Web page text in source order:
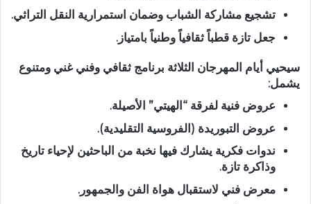
تشجيع مشاركة الشباب وضمان استمرارية النقل التراثي.
جعل تازة قطباً ثقافياً وطنياً بامتياز.
​سيحيي أيام المهرجان الثلاثة برنامج ثقافي وفني غني ومتنوع
يشمل:
​عروض فنية لفرقة “الهيتي” الأصيلة.
​عروض التبوريدة (الفروسية التقليدية).
ندوات فكرية يشارك فيها نخبة من الباحثين لإحياء تاريخ
وذاكرة تازة.
معرض فني لاستقبال هواة الفن والجمهور.